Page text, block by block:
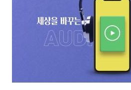
- 길을 여는 민주노총의 30년
- 민주노총 초급 정치교육